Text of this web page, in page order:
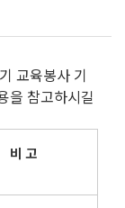
교육봉사 기
을 참고하시길
비 고